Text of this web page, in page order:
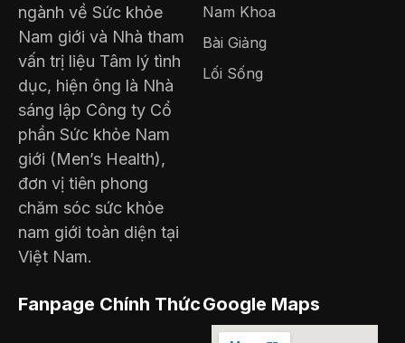
ngành về Sức khỏe
Nam giới và Nhà tham
vấn trị liệu Tâm lý tình
dục, hiện ông là Nhà
sáng lập Công ty Cổ
phần Sức khỏe Nam
giới (Men’s Health),
đơn vị tiên phong
chăm sóc sức khỏe
nam giới toàn diện tại
Việt Nam.
Nam Khoa
Bài Giảng
Lối Sống
Fanpage Chính ThứcGoogle Maps